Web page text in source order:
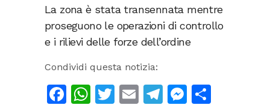
La zona è stata transennata mentre
proseguono le operazioni di controllo
e i rilievi delle forze dell’ordine
Condividi questa notizia:
Facebook
WhatsApp
Twitter
EmailTelegram